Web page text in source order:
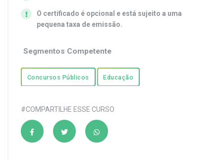
O certificado é opcional e está sujeito a uma
pequena taxa de emissão.
Segmentos Competente
Concursos Públicos Educação
#COMPARTILHE ESSE CURSO